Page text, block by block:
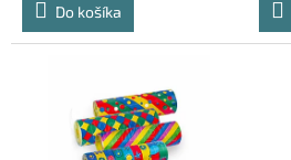
Do košíka